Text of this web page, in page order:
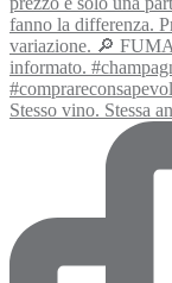
Stesso vino. Stessa